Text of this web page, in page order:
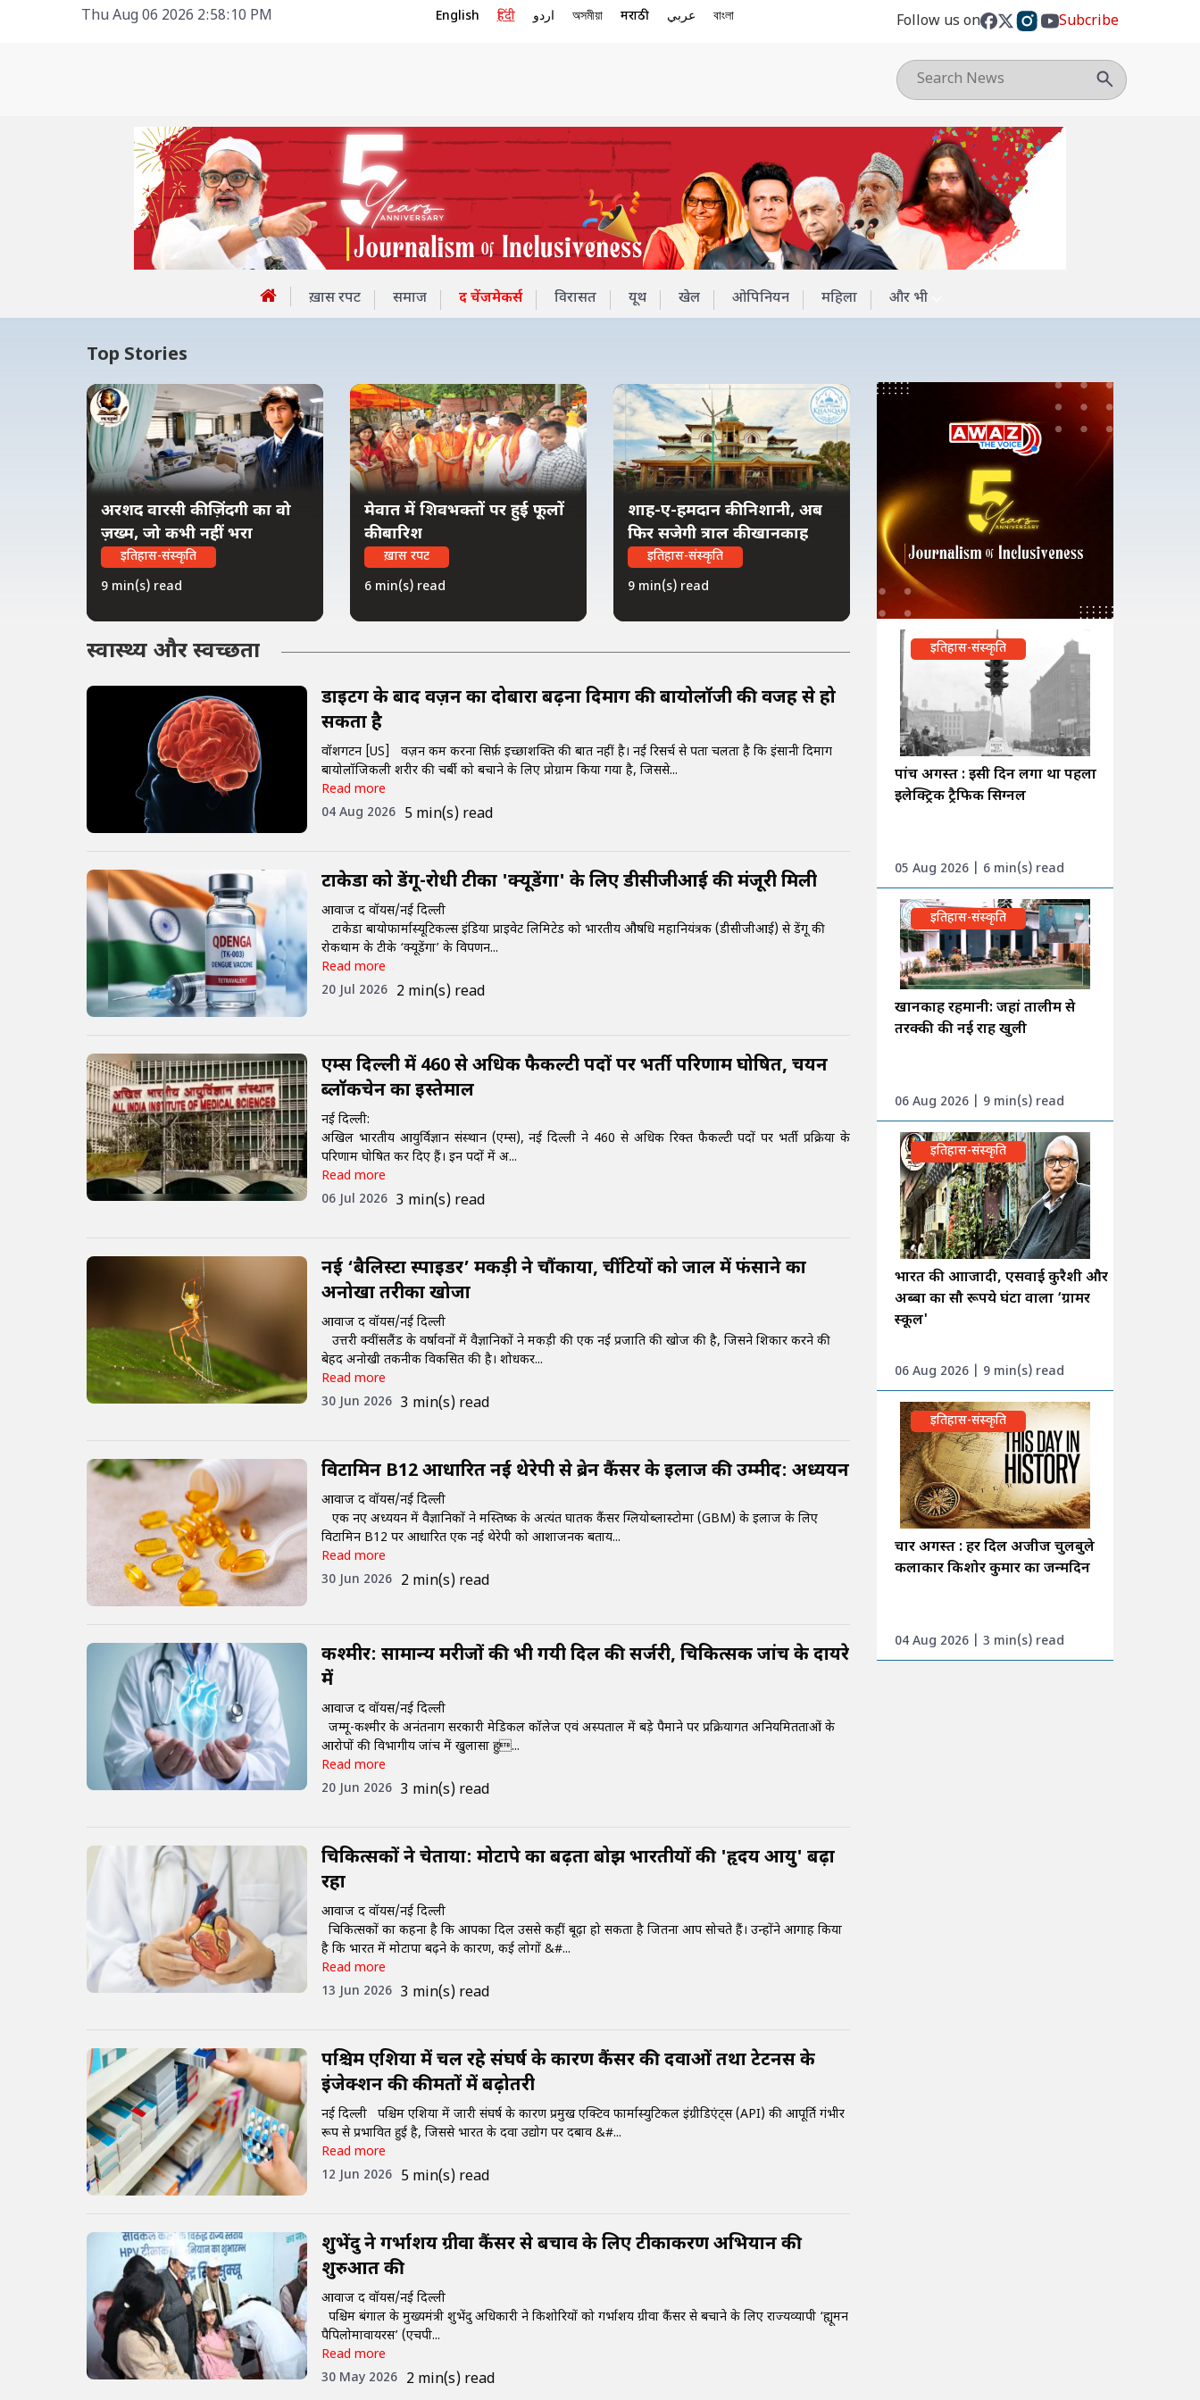
Thu Aug 06 2026 2:58:10 PM English हिंदी اردو অসমীয়া मराठी عربي বাংলা Follow us on Subcribe
ख़ास रपट समाज द चेंजमेकर्स विरासत यूथ खेल ओपिनियन महिला और भी
Top Stories
अरशद वारसी की ज़िंदगी का वो
ज़ख्म, जो कभी नहीं भरा
इतिहास-संस्कृति
9 min(s) read
मेवात में शिवभक्तों पर हुई फूलों
की बारिश
ख़ास रपट
6 min(s) read
शाह-ए-हमदान की निशानी, अब
फिर सजेगी त्राल की खानकाह
इतिहास-संस्कृति
9 min(s) read
स्वास्थ्य और स्वच्छता
डाइटिंग के बाद वज़न का दोबारा बढ़ना दिमाग की बायोलॉजी की वजह से हो
सकता है
वॉशिंगटन [US] वज़न कम करना सिर्फ़ इच्छाशक्ति की बात नहीं है। नई रिसर्च से पता चलता है कि इंसानी दिमाग
बायोलॉजिकली शरीर की चर्बी को बचाने के लिए प्रोग्राम किया गया है, जिससे...
Read more
04 Aug 2026 5 min(s) read
टाकेडा को डेंगू-रोधी टीका 'क्यूडेंगा' के लिए डीसीजीआई की मंजूरी मिली
आवाज द वॉयस/नई दिल्ली
टाकेडा बायोफार्मास्यूटिकल्स इंडिया प्राइवेट लिमिटेड को भारतीय औषधि महानियंत्रक (डीसीजीआई) से डेंगू की
रोकथाम के टीके ‘क्यूडेंगा’ के विपणन...
Read more
20 Jul 2026 2 min(s) read
एम्स दिल्ली में 460 से अधिक फैकल्टी पदों पर भर्ती परिणाम घोषित, चयन
ब्लॉकचेन का इस्तेमाल
नई दिल्ली:
अखिल भारतीय आयुर्विज्ञान संस्थान (एम्स), नई दिल्ली ने 460 से अधिक रिक्त फैकल्टी पदों पर भर्ती प्रक्रिया के
परिणाम घोषित कर दिए हैं। इन पदों में अ...
Read more
06 Jul 2026 3 min(s) read
नई ‘बैलिस्टा स्पाइडर’ मकड़ी ने चौंकाया, चींटियों को जाल में फंसाने का
अनोखा तरीका खोजा
आवाज द वॉयस/नई दिल्ली
उत्तरी क्वींसलैंड के वर्षावनों में वैज्ञानिकों ने मकड़ी की एक नई प्रजाति की खोज की है, जिसने शिकार करने की
बेहद अनोखी तकनीक विकसित की है। शोधकर...
Read more
30 Jun 2026 3 min(s) read
विटामिन B12 आधारित नई थेरेपी से ब्रेन कैंसर के इलाज की उम्मीद: अध्ययन
आवाज द वॉयस/नई दिल्ली
एक नए अध्ययन में वैज्ञानिकों ने मस्तिष्क के अत्यंत घातक कैंसर ग्लियोब्लास्टोमा (GBM) के इलाज के लिए
विटामिन B12 पर आधारित एक नई थेरेपी को आशाजनक बताय...
Read more
30 Jun 2026 2 min(s) read
कश्मीर: सामान्य मरीजों की भी गयी दिल की सर्जरी, चिकित्सक जांच के दायरे
में
आवाज द वॉयस/नई दिल्ली
जम्मू-कश्मीर के अनंतनाग सरकारी मेडिकल कॉलेज एवं अस्पताल में बड़े पैमाने पर प्रक्रियागत अनियमितताओं के
आरोपों की विभागीय जांच में खुलासा हु...
Read more
20 Jun 2026 3 min(s) read
चिकित्सकों ने चेताया: मोटापे का बढ़ता बोझ भारतीयों की 'हृदय आयु' बढ़ा
रहा
आवाज द वॉयस/नई दिल्ली
चिकित्सकों का कहना है कि आपका दिल उससे कहीं बूढ़ा हो सकता है जितना आप सोचते हैं। उन्होंने आगाह किया
है कि भारत में मोटापा बढ़ने के कारण, कई लोगों &#...
Read more
13 Jun 2026 3 min(s) read
पश्चिम एशिया में चल रहे संघर्ष के कारण कैंसर की दवाओं तथा टेटनस के
इंजेक्शन की कीमतों में बढ़ोतरी
नई दिल्ली पश्चिम एशिया में जारी संघर्ष के कारण प्रमुख एक्टिव फार्मास्युटिकल इंग्रीडिएंट्स (API) की आपूर्ति गंभीर
रूप से प्रभावित हुई है, जिससे भारत के दवा उद्योग पर दबाव &#...
Read more
12 Jun 2026 5 min(s) read
शुभेंदु ने गर्भाशय ग्रीवा कैंसर से बचाव के लिए टीकाकरण अभियान की
शुरुआत की
आवाज द वॉयस/नई दिल्ली
पश्चिम बंगाल के मुख्यमंत्री शुभेंदु अधिकारी ने किशोरियों को गर्भाशय ग्रीवा कैंसर से बचाने के लिए राज्यव्यापी ‘ह्यूमन
पैपिलोमावायरस’ (एचपी...
Read more
30 May 2026 2 min(s) read
इतिहास-संस्कृति
पांच अगस्त : इसी दिन लगा था पहला
इलेक्ट्रिक ट्रैफिक सिग्नल
05 Aug 2026 | 6 min(s) read
इतिहास-संस्कृति
खानकाह रहमानी: जहां तालीम से
तरक्की की नई राह खुली
06 Aug 2026 | 9 min(s) read
इतिहास-संस्कृति
भारत की आाजादी, एसवाई कुरैशी और
अब्बा का सौ रूपये घंटा वाला ‘ग्रामर
स्कूल'
06 Aug 2026 | 9 min(s) read
इतिहास-संस्कृति
चार अगस्त : हर दिल अजीज चुलबुले
कलाकार किशोर कुमार का जन्मदिन
04 Aug 2026 | 3 min(s) read